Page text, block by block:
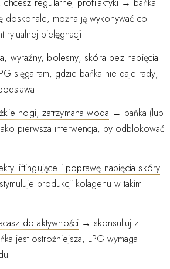
doskonale; można ją wykonywać co
rytualnej pielęgnacji
wyraźny, bolesny, skóra bez napięcia
sięga tam, gdzie bańka nie daje rady;
nogi, zatrzymana woda → bańka (lub
pierwsza interwencja, by odblokować
liftingujące i poprawę napięcia skóry
produkcji kolagenu w takim
do aktywności → skonsultuj z
jest ostrożniejsza, LPG wymaga